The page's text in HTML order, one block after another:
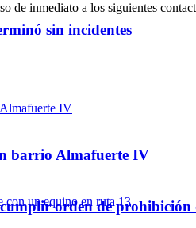
sin incidentes
barrio Almafuerte IV
de inmediato a los siguientes
orden de prohibición